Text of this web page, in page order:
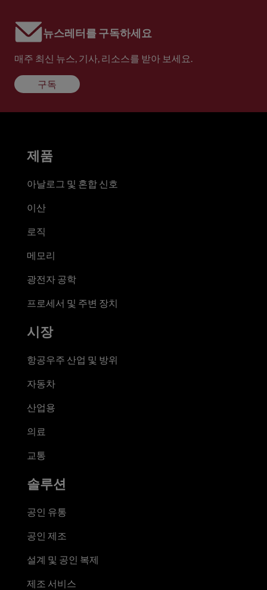
뉴스레터를 구독하세요
매주 최신 뉴스, 기사, 리소스를 받아 보세요.
구독
제품
아날로그 및 혼합 신호
이산
로직
메모리
광전자 공학
프로세서 및 주변 장치
시장
항공우주 산업 및 방위
자동차
산업용
의료
교통
솔루션
공인 유통
공인 제조
설계 및 공인 복제
제조 서비스